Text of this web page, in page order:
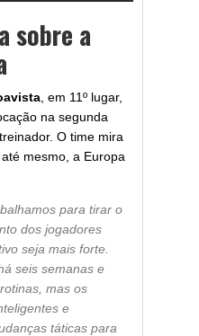
sobre a
, em 11º lugar,
na segunda
O time mira
mesmo, a Europa
para tirar o
dos jogadores
seja mais forte.
seis semanas e
mas os
e
táticas para